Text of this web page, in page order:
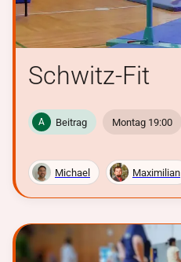
Schwitz-Fit
A Beitrag Montag 19:00
Michael Maximilian